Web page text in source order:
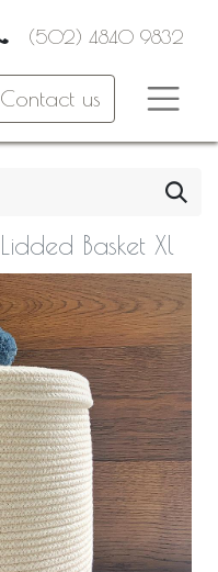
(502) 4840 9832
Contact us
Lidded Basket Xl